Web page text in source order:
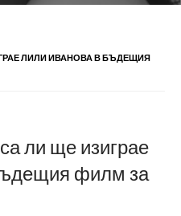
ЛИЛИ ИВАНОВА В БЪДЕЩИЯ
ли ще изиграе
филм за